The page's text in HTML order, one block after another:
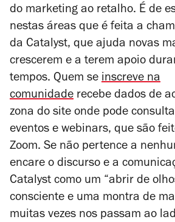
do marketing ao retalho. É de
nestas áreas que é feita a
da Catalyst, que ajuda novas
crescerem e a terem apoio
tempos. Quem se inscreve na
comunidade recebe dados de
zona do site onde pode
eventos e webinars, que são
Zoom. Se não pertence a
encare o discurso e a
Catalyst como um “abrir de
consciente e uma montra de
muitas vezes nos passam ao